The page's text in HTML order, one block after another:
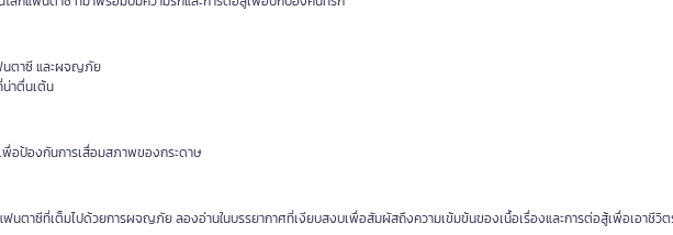
นตาซี และผจญภัย
น่าตื่นเต้น
อป้องกันการเสื่อมสภาพของกระดาษ
นตาซีที่เต็มไปด้วยการผจญภัย ลองอ่านในบรรยากาศที่เงียบสงบเพื่อสัมผัสถึงความเข้มข้นของเนื้อเรื่องและการต่อสู้เพื่อเอาชีวิ